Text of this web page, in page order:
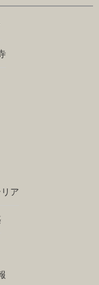
ア